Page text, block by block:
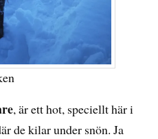
, är ett hot, speciellt här i
de kilar under snön. Ja